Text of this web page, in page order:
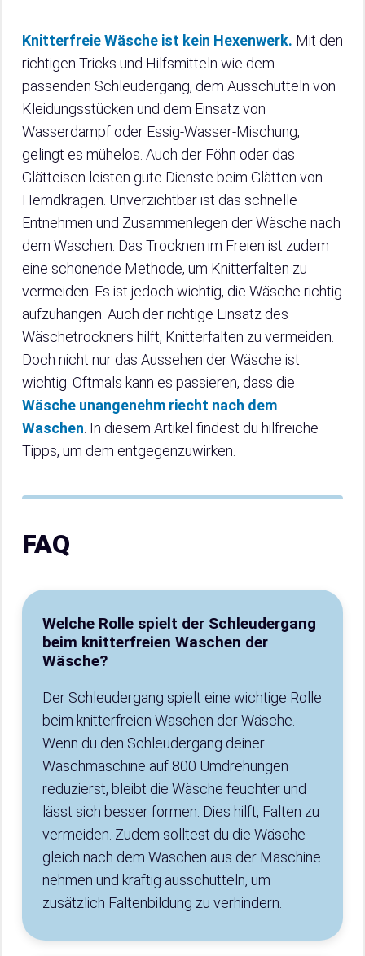
Knitterfreie Wäsche ist kein Hexenwerk. Mit den
richtigen Tricks und Hilfsmitteln wie dem
passenden Schleudergang, dem Ausschütteln von
Kleidungsstücken und dem Einsatz von
Wasserdampf oder Essig-Wasser-Mischung,
gelingt es mühelos. Auch der Föhn oder das
Glätteisen leisten gute Dienste beim Glätten von
Hemdkragen. Unverzichtbar ist das schnelle
Entnehmen und Zusammenlegen der Wäsche nach
dem Waschen. Das Trocknen im Freien ist zudem
eine schonende Methode, um Knitterfalten zu
vermeiden. Es ist jedoch wichtig, die Wäsche richtig
aufzuhängen. Auch der richtige Einsatz des
Wäschetrockners hilft, Knitterfalten zu vermeiden.
Doch nicht nur das Aussehen der Wäsche ist
wichtig. Oftmals kann es passieren, dass die
Wäsche unangenehm riecht nach dem
Waschen . In diesem Artikel findest du hilfreiche
Tipps, um dem entgegenzuwirken.
FAQ
Welche Rolle spielt der Schleudergang
beim knitterfreien Waschen der
Wäsche?
Der Schleudergang spielt eine wichtige Rolle
beim knitterfreien Waschen der Wäsche.
Wenn du den Schleudergang deiner
Waschmaschine auf 800 Umdrehungen
reduzierst, bleibt die Wäsche feuchter und
lässt sich besser formen. Dies hilft, Falten zu
vermeiden. Zudem solltest du die Wäsche
gleich nach dem Waschen aus der Maschine
nehmen und kräftig ausschütteln, um
zusätzlich Faltenbildung zu verhindern.